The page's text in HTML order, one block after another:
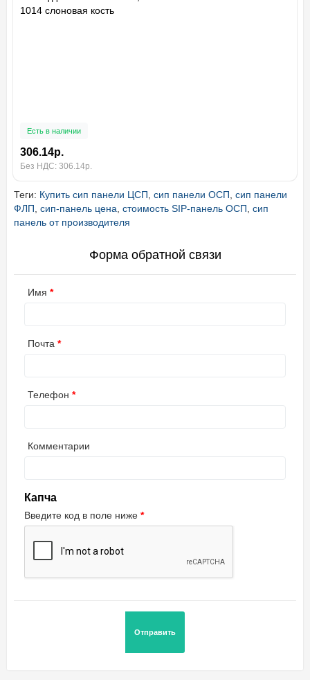
1014 слоновая кость
Есть в наличии
306.14р.
Без НДС: 306.14р.
Теги: Купить сип панели ЦСП, сип панели ОСП, сип панели
ФЛП, сип-панель цена, стоимость SIP-панель ОСП, сип
панель от производителя
Форма обратной связи
Имя
Почта
Телефон
Комментарии
Капча
Введите код в поле ниже